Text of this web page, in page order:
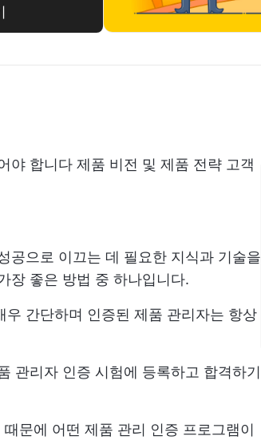
야 합니다 제품 비전 및 제품 전략 고객
공으로 이끄는 데 필요한 지식과 기술을
장 좋은 방법 중 하나입니다.
간단하며 인증된 제품 관리자는 항상
관리자 인증 시험에 등록하고 합격하기
문에 어떤 제품 관리 인증 프로그램이